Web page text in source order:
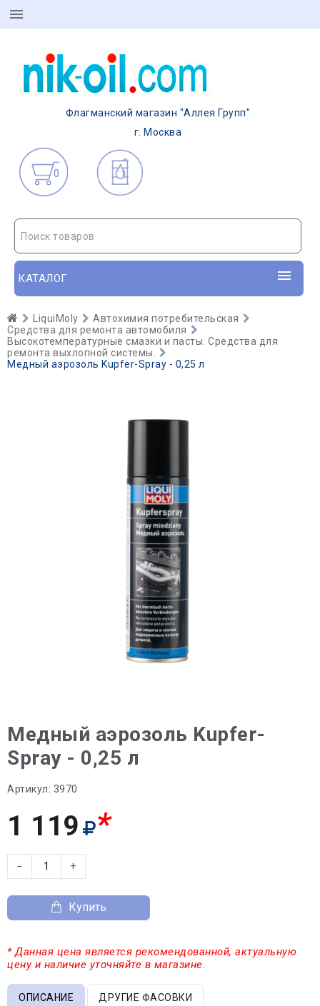
Флагманский магазин "Аллея Групп"
г. Москва
0
Поиск товаров
КАТАЛОГ
LiquiMoly
Автохимия потребительская
Средства для ремонта автомобиля
Высокотемпературные смазки и пасты. Средства для
ремонта выхлопной системы.
Медный аэрозоль Kupfer-Spray - 0,25 л
Медный аэрозоль Kupfer-
Spray - 0,25 л
Артикул: 3970
1 119 *
− +
Купить
* Данная цена является рекомендованной, актуальную
цену и наличие уточняйте в магазине.
ОПИСАНИЕ ДРУГИЕ ФАСОВКИ